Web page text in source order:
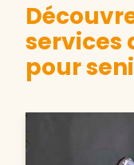
services
pour